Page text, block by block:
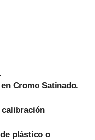
Cromo Satinado.
calibración
plástico o